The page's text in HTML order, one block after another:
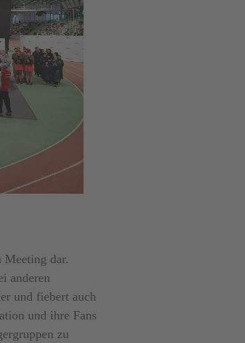
Meeting dar.
anderen
und fiebert auch
und ihre Fans
zu